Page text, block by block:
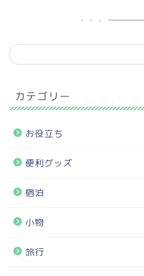
カテゴリー
お役立ち
便利グッズ
宿泊
小物
旅行